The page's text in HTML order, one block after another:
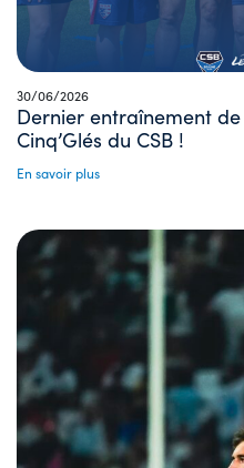
30/06/2026
Dernier entraînement
Cinq’Glés du CSB !
En savoir plus